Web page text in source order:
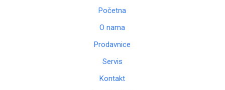
Početna
O nama
Prodavnice
Servis
Kontakt